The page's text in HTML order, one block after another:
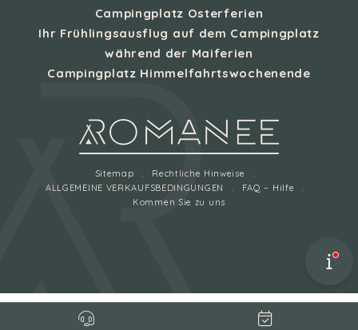
Campingplatz Osterferien
Ihr Frühlingsausflug auf dem Campingplatz
während der Maiferien
Campingplatz Himmelfahrtswochenende
Sitemap
Rechtliche Hinweise
ALLGEMEINE VERKAUFSBEDINGUNGEN
FAQ – Hilfe
Kommen Sie zu uns